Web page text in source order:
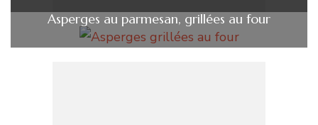
Asperges au parmesan, grillées au four